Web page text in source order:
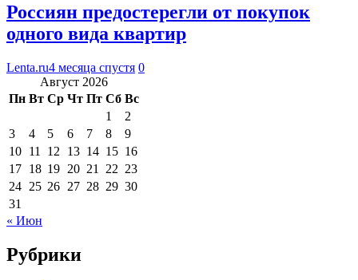
Россиян предостерегли от покупок
одного вида квартир
Lenta.ru4 месяца спустя 0
Август 2026
Пн Вт Ср Чт Пт Сб Вс
1
2
3
4 5 6 7 8
9
10 11 12 13 14 15 16
17 18 19 20 21 22 23
24 25 26 27 28 29 30
31
« Июн
Рубрики